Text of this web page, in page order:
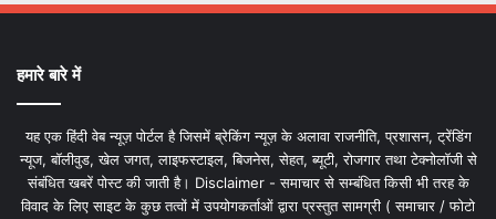
हमारे बारे में
यह एक हिंदी वेब न्यूज़ पोर्टल है जिसमें ब्रेकिंग न्यूज़ के अलावा राजनीति, प्रशासन, ट्रेंडिंग
न्यूज, बॉलीवुड, खेल जगत, लाइफस्टाइल, बिजनेस, सेहत, ब्यूटी, रोजगार तथा टेक्नोलॉजी से
संबंधित खबरें पोस्ट की जाती है। Disclaimer - समाचार से सम्बंधित किसी भी तरह के
विवाद के लिए साइट के कुछ तत्वों में उपयोगकर्ताओं द्वारा प्रस्तुत सामग्री ( समाचार / फोटो